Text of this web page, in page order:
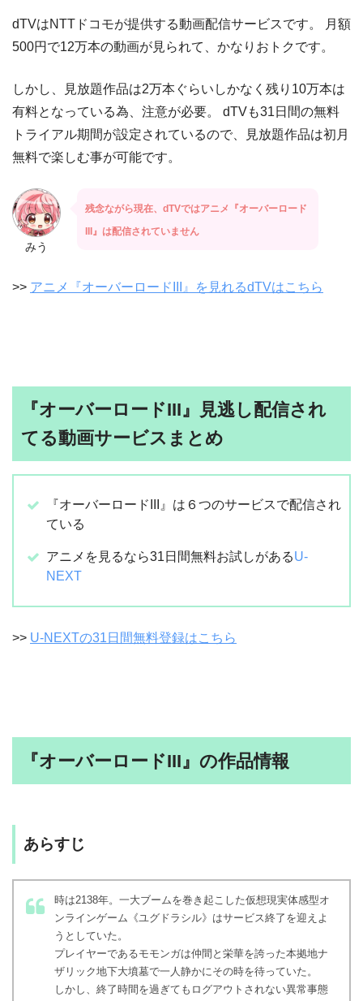
dTVはNTTドコモが提供する動画配信サービスです。 月額
500円で12万本の動画が見られて、かなりおトクです。
しかし、見放題作品は2万本ぐらいしかなく残り10万本は
有料となっている為、注意が必要。 dTVも31日間の無料
トライアル期間が設定されているので、見放題作品は初月
無料で楽しむ事が可能です。
みう
残念ながら現在、dTVではアニメ『オーバーロード
III』は配信されていません
>> アニメ『オーバーロードIII』を見れるdTVはこちら
『オーバーロードIII』見逃し配信され
てる動画サービスまとめ
『オーバーロードIII』は６つのサービスで配信され
ている
アニメを見るなら31日間無料お試しがあるU-
NEXT
>> U-NEXTの31日間無料登録はこちら
『オーバーロードIII』の作品情報
あらすじ
時は2138年。一大ブームを巻き起こした仮想現実体感型オ
ンラインゲーム《ユグドラシル》はサービス終了を迎えよ
うとしていた。
プレイヤーであるモモンガは仲間と栄華を誇った本拠地ナ
ザリック地下大墳墓で一人静かにその時を待っていた。
しかし、終了時間を過ぎてもログアウトされない異常事態